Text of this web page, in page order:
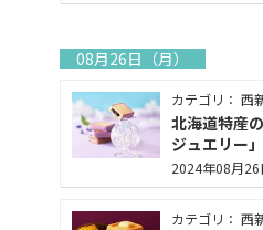
08月26日（月）
カテゴリ： 西
北海道特産
ジュエリー
2024年08月
カテゴリ： 西